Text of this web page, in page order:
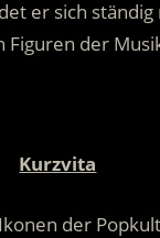
er sich
der
Kurzvita
der